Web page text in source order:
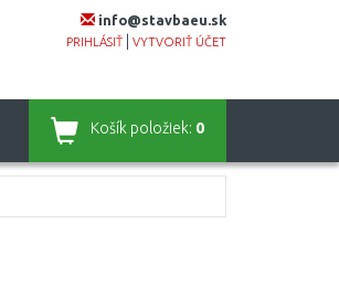
info@stavbaeu.sk
PRIHLÁSIŤ VYTVORIŤ ÚČET
Košík položiek: 0